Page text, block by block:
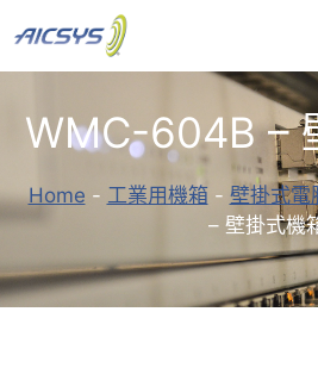
至
主
WMC-604B –
Home - 工業用機箱- 壁掛式電
– 壁掛式機